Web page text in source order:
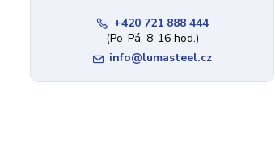
+420 721 888 444
(Po-Pá, 8-16 hod.)
info@lumasteel.cz